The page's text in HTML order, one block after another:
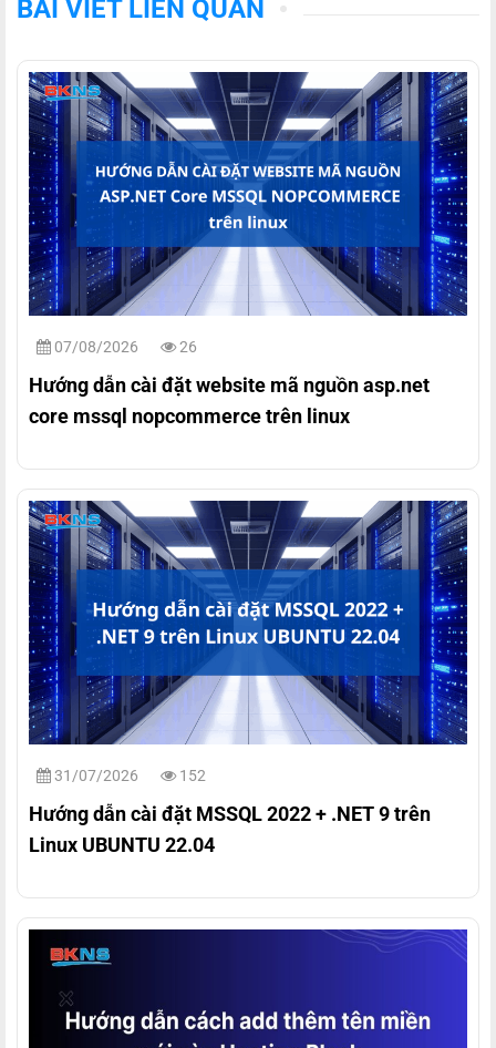
BÀI VIẾT LIÊN QUAN
07/08/2026 26
Hướng dẫn cài đặt website mã nguồn asp.net
core mssql nopcommerce trên linux
31/07/2026 152
Hướng dẫn cài đặt MSSQL 2022 + .NET 9 trên
Linux UBUNTU 22.04